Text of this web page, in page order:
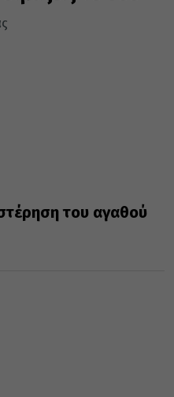
του αγαθού